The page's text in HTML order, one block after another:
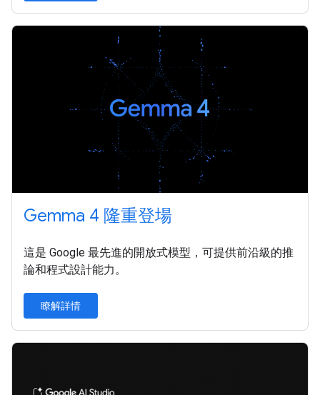
Gemma 4 隆重登場
這是 Google 最先進的開放式模型，可提供前沿級的推
論和程式設計能力。
瞭解詳情